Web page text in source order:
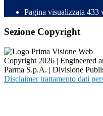
Pagina visualizzata 433
Sezione Copyright
Copyright 2026 | Engineered
Parma S.p.A. | Divisione
Disclaimer trattamento dati